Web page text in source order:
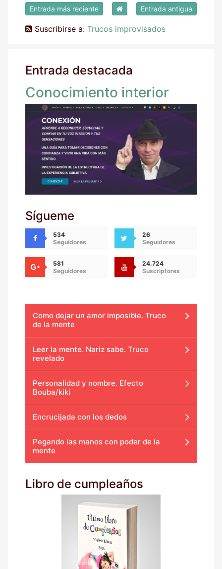
Entrada más reciente Entrada antigua
Suscribirse a: Trucos improvisados
Entrada destacada
Conocimiento interior
Sígueme
534
Seguidores
26
Seguidores
581
Seguidores
24.724
Suscriptores
Como dejar un amor imposible. Truco
de la mente
Leer la mente. Nariz sabe. Truco
revelado
Personalidad y nombre. Efecto
Bouba/kiki
Encrucijada con los dedos
Pegando las manos con poder de la
mente
Libro de cumpleaños